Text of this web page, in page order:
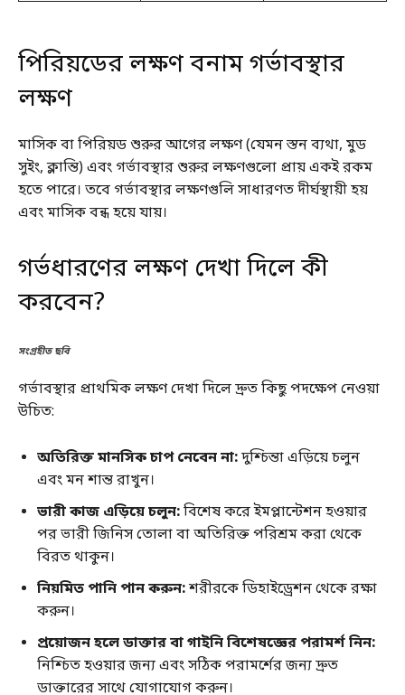
পিরিয়ডের লক্ষণ বনাম গর্ভাবস্থার
লক্ষণ
মাসিক বা পিরিয়ড শুরুর আগের লক্ষণ (যেমন স্তন ব্যথা, মুড
সুইং, ক্লান্তি) এবং গর্ভাবস্থার শুরুর লক্ষণগুলো প্রায় একই রকম
হতে পারে। তবে গর্ভাবস্থার লক্ষণগুলি সাধারণত দীর্ঘস্থায়ী হয়
এবং মাসিক বন্ধ হয়ে যায়।
গর্ভধারণের লক্ষণ দেখা দিলে কী
করবেন?
সংগ্রহীত ছবি
গর্ভাবস্থার প্রাথমিক লক্ষণ দেখা দিলে দ্রুত কিছু পদক্ষেপ নেওয়া
উচিত:
অতিরিক্ত মানসিক চাপ নেবেন না:দুশ্চিন্তা এড়িয়ে চলুন
এবং মন শান্ত রাখুন।
ভারী কাজ এড়িয়ে চলুন:বিশেষ করে ইমপ্লান্টেশন হওয়ার
পর ভারী জিনিস তোলা বা অতিরিক্ত পরিশ্রম করা থেকে
বিরত থাকুন।
নিয়মিত পানি পান করুন:শরীরকে ডিহাইড্রেশন থেকে রক্ষা
করুন।
প্রয়োজন হলে ডাক্তার বা গাইনি বিশেষজ্ঞের পরামর্শ নিন:
নিশ্চিত হওয়ার জন্য এবং সঠিক পরামর্শের জন্য দ্রুত
ডাক্তারের সাথে যোগাযোগ করুন।